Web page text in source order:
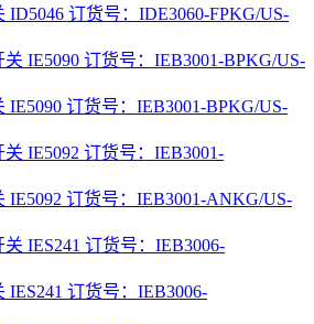
订货号：IDE3060-FPKG/US-
订货号：IEB3001-BPKG/US-
IE5092 订货号：IEB3001-ANKG/US-
订货号：IEB3006-